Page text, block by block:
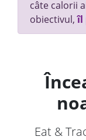
câte calorii
obiectivul,îl
Eat &